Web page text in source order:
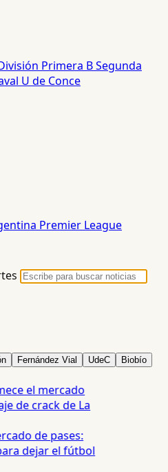
Primera BSegunda
U de Conce
Premier League
Fernández Vial UdeC Biobío
el mercado
de crack de La
de pases:
dejar el fútbol